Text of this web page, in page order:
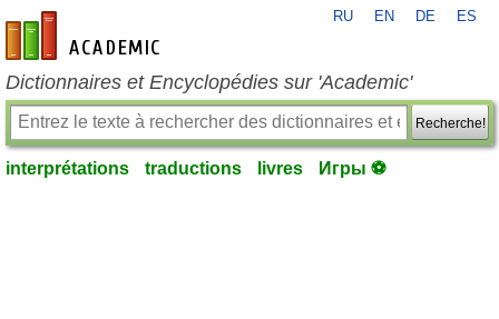
fr-academic.com
RU EN DE ES
Dictionnaires et Encyclopédies sur 'Academic'
Recherche!
interprétations traductions livres Игры ⚽